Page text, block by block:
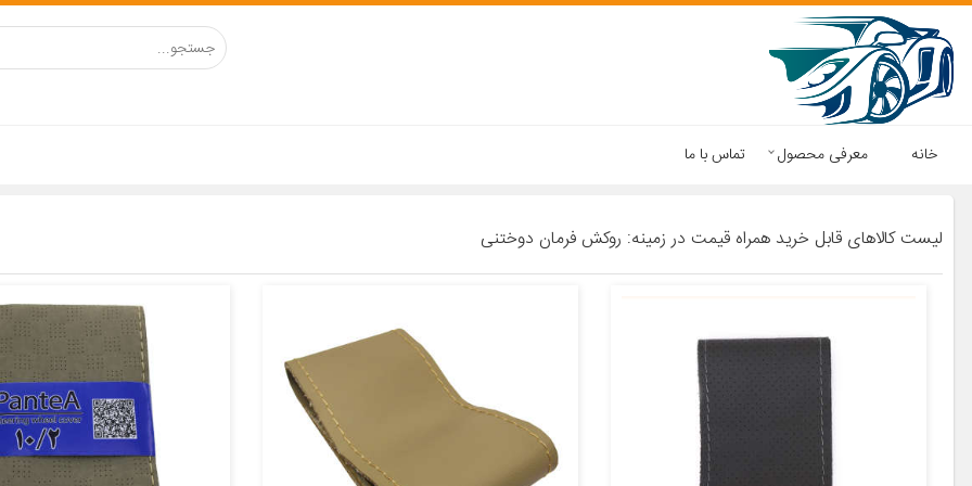
خانه معرفی محصول تماس با ما
لیست کالاهای قابل خرید همراه قیمت در زمینه: روکش فرمان دوختنی